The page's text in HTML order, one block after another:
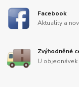
Facebook
Aktuality a
Zvýhodněné
U objednávek